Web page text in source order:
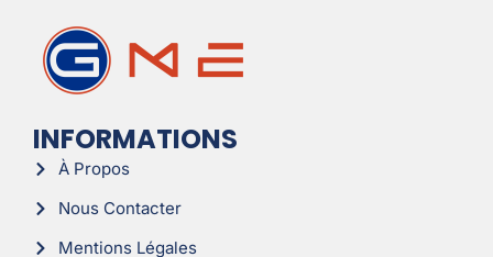
INFORMATIONS
À Propos
Nous Contacter
Mentions Légales